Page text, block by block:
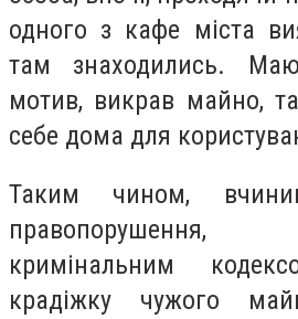
одного з кафе міста
там знаходились.
мотив, викрав майно,
себе дома для
Таким чином,
правопорушення,
кримінальним
крадіжку чужого